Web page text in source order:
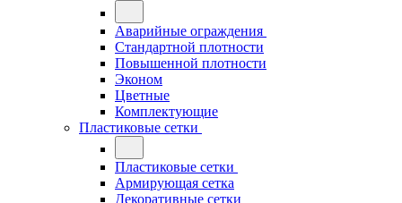
Аварийные ограждения
Стандартной плотности
Повышенной плотности
Эконом
Цветные
Комплектующие
Пластиковые сетки
Пластиковые сетки
Армирующая сетка
Декоративные сетки